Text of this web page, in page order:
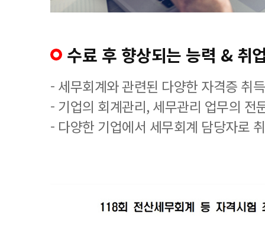
수료 후 향상되는 능력 & 취
- 세무회계와 관련된 다양한 자격증 취
- 기업의 회계관리, 세무관리 업무의 전
- 다양한 기업에서 세무회계 담당자로